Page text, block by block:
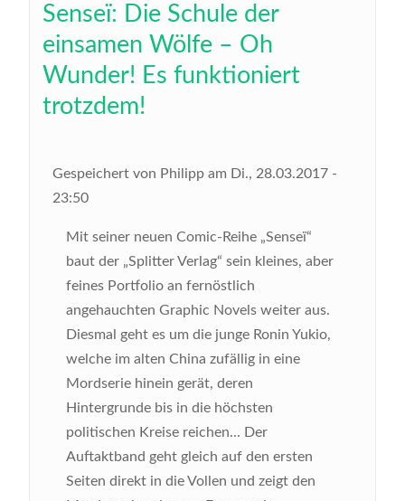
Senseï: Die Schule der
einsamen Wölfe – Oh
Wunder! Es funktioniert
trotzdem!
Gespeichert von Philipp am Di., 28.03.2017 -
23:50
Mit seiner neuen Comic-Reihe „Senseï“
baut der „Splitter Verlag“ sein kleines, aber
feines Portfolio an fernöstlich
angehauchten Graphic Novels weiter aus.
Diesmal geht es um die junge Ronin Yukio,
welche im alten China zufällig in eine
Mordserie hinein gerät, deren
Hintergrunde bis in die höchsten
politischen Kreise reichen... Der
Auftaktband geht gleich auf den ersten
Seiten direkt in die Vollen und zeigt den